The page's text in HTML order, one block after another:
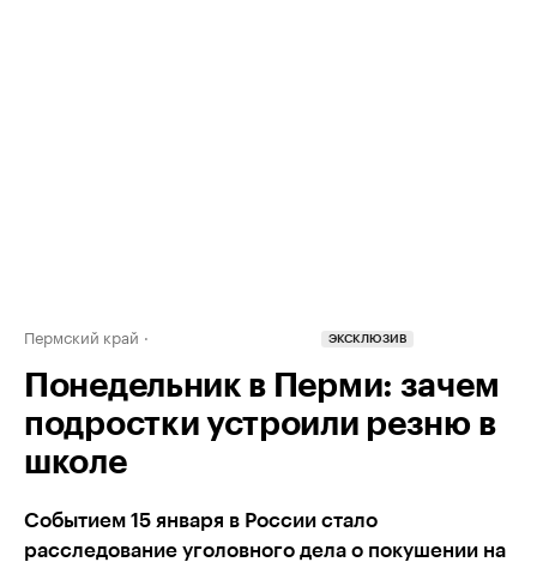
Пермский край ЭКСКЛЮЗИВ
Понедельник в Перми: зачем
подростки устроили резню в
школе
Событием 15 января в России стало
расследование уголовного дела о покушении на